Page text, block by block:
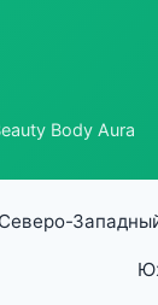
Body Aura
Северо-